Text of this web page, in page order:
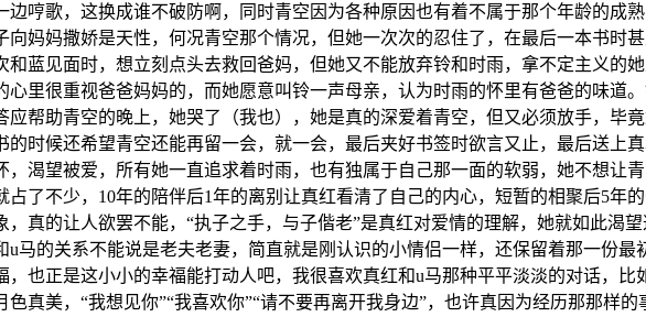
哼歌，这换成谁不破防啊，同时青空因为各种原因也有着不属于那个年龄的成
妈妈撒娇是天性，何况青空那个情况，但她一次次的忍住了，在最后一本书时
蓝见面时，想立刻点头去救回爸妈，但她又不能放弃铃和时雨，拿不定主义的
里很重视爸爸妈妈的，而她愿意叫铃一声母亲，认为时雨的怀里有爸爸的味道
帮助青空的晚上，她哭了（我也），她是真的深爱着青空，但又必须放手，毕
时候还希望青空还能再留一会，就一会，最后夹好书签时欲言又止，最后送上
渴望被爱，所有她一直追求着时雨，也有独属于自己那一面的软弱，她不想让
了不少，10年的陪伴后1年的离别让真红看清了自己的内心，短暂的相聚后5年
，真的让人欲罢不能，“执子之手，与子偕老”是真红对爱情的理解，她就如此渴
马的关系不能说是老夫老妻，简直就是刚认识的小情侣一样，还保留着那一份
也正是这小小的幸福能打动人吧，我很喜欢真红和u马那种平平淡淡的对话，
真美，“我想见你”“我喜欢你”“请不要再离开我身边”，也许真因为经历那那样